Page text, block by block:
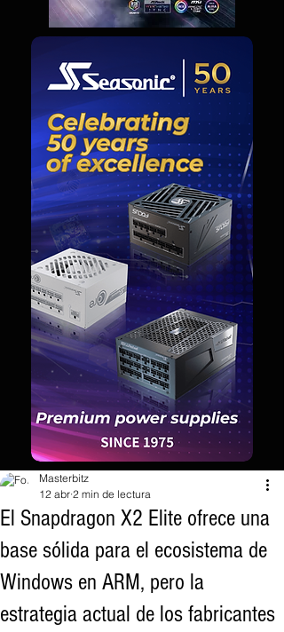
El Snapdragon X2 Elite ofrece una
base sólida para el ecosistema de
Windows en ARM, pero la
estrategia actual de los fabricantes
Masterbitz
12 abr 2 min de lectura